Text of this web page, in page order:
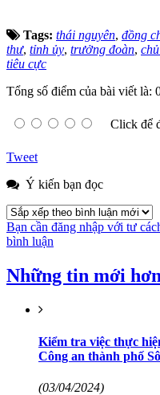
Tags: thái nguyên, đồng
thư, tỉnh ủy, trưởng đoàn,
tiêu cực
Tổng số điểm của bài viết là:
Click để
Tweet
Ý kiến bạn đọc
Bạn cần đăng nhập với tư
bình luận
Những tin mới
Kiểm tra việc thực
Công an thành phố
(03/04/2024)